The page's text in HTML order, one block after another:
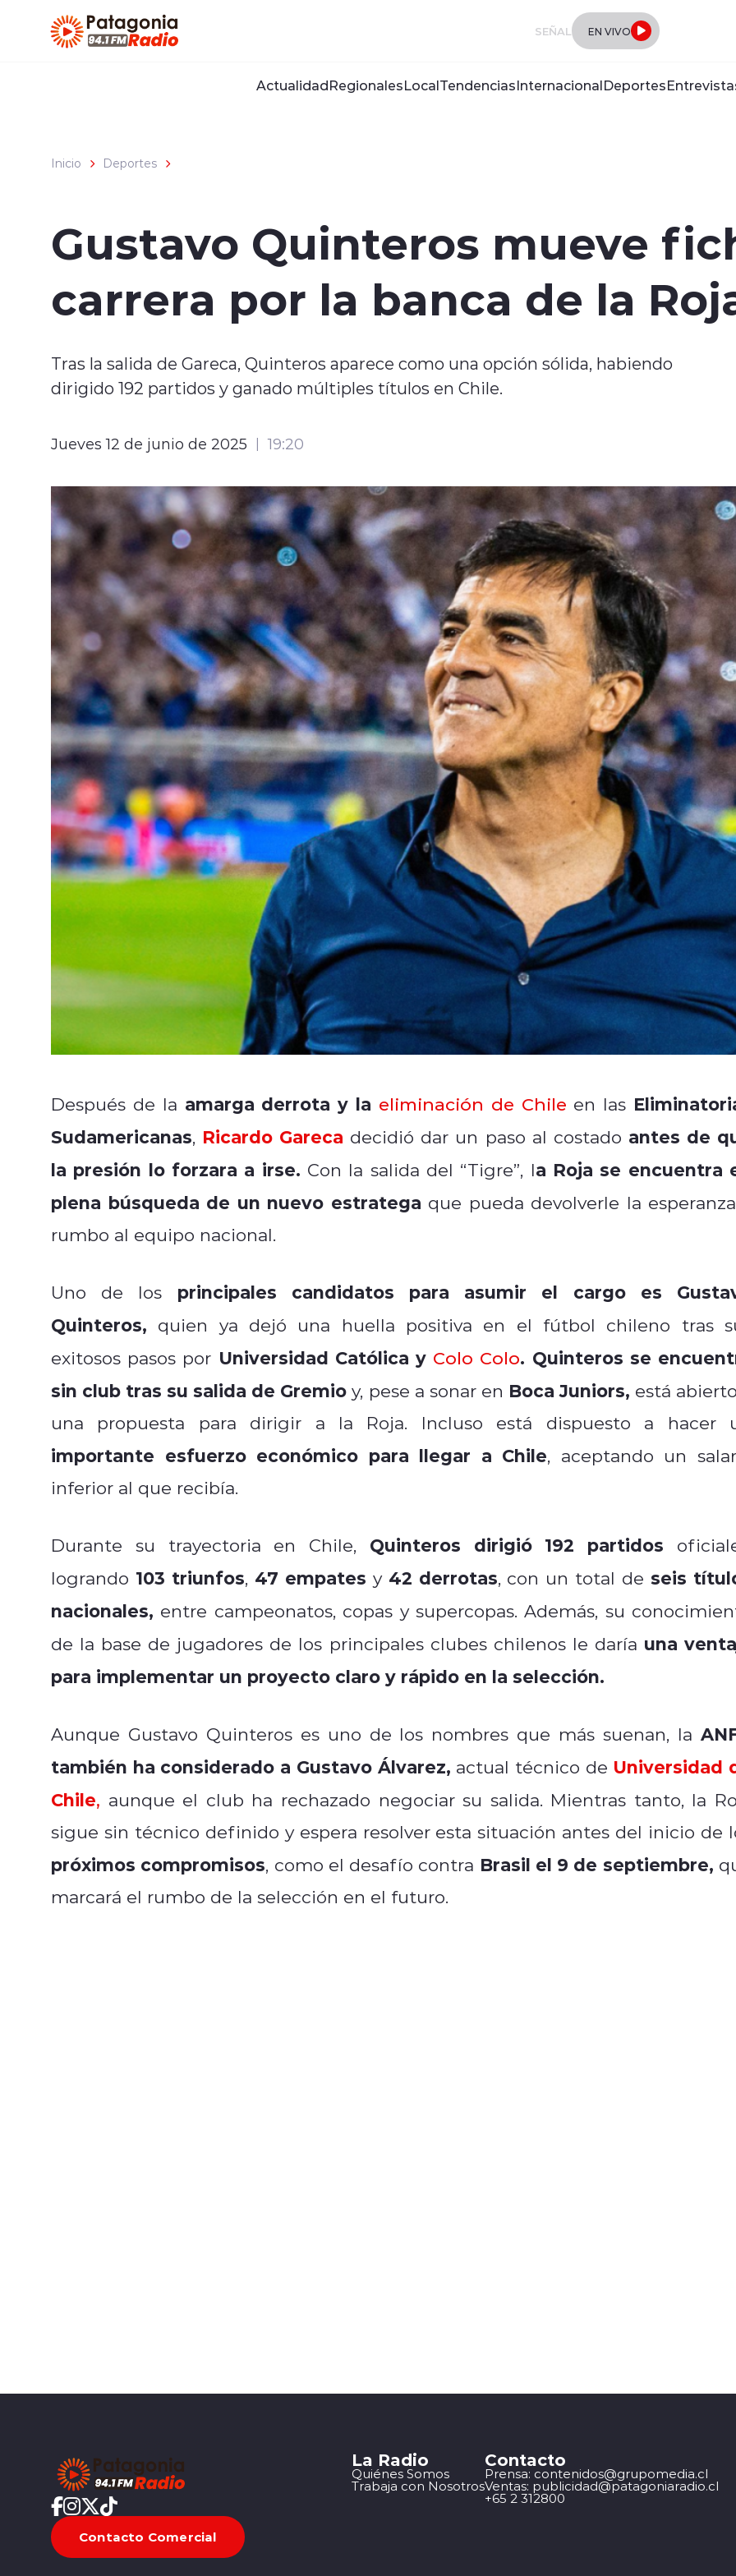
SEÑAL EN VIVO
ActualidadRegionalesLocalTendenciasInternacionalDeportes
Inicio Deportes
Gustavo Quinteros mueve
carrera por la banca de la
Tras la salida de Gareca, Quinteros aparece como una opción sólida, habiendo
dirigido 192 partidos y ganado múltiples títulos en Chile.
Jueves 12 de junio de 2025 19:20
Después de la amarga derrota y la eliminación de Chile en las
Sudamericanas, Ricardo Gareca decidió dar un paso al costado antes de
la presión lo forzara a irse. Con la salida del “Tigre”, la Roja se encuentra
plena búsqueda de un nuevo estratega que pueda devolverle la
rumbo al equipo nacional.
Uno de los principales candidatos para asumir el cargo es
Quinteros, quien ya dejó una huella positiva en el fútbol chileno tras
exitosos pasos por Universidad Católica y Colo Colo. Quinteros se
sin club tras su salida de Gremio y, pese a sonar en Boca Juniors, está
una propuesta para dirigir a la Roja. Incluso está dispuesto a hacer
importante esfuerzo económico para llegar a Chile, aceptando un
inferior al que recibía.
Durante su trayectoria en Chile, Quinteros dirigió 192 partidos
logrando 103 triunfos, 47 empates y42 derrotas, con un total de seis
nacionales, entre campeonatos, copas y supercopas. Además, su
de la base de jugadores de los principales clubes chilenos le daría una
para implementar un proyecto claro y rápido en la selección.
Aunque Gustavo Quinteros es uno de los nombres que más suenan, la
también ha considerado a Gustavo Álvarez, actual técnico de Universidad
Chile, aunque el club ha rechazado negociar su salida. Mientras tanto, la
sigue sin técnico definido y espera resolver esta situación antes del inicio de
próximos compromisos, como el desafío contra Brasil el 9 de septiembre,
marcará el rumbo de la selección en el futuro.
Contacto Comercial
La Radio
Quiénes Somos
Trabaja con Nosotros
Contacto
Prensa: contenidos@grupomedia.cl
Ventas: publicidad@patagoniaradio.cl
+65 2 312800